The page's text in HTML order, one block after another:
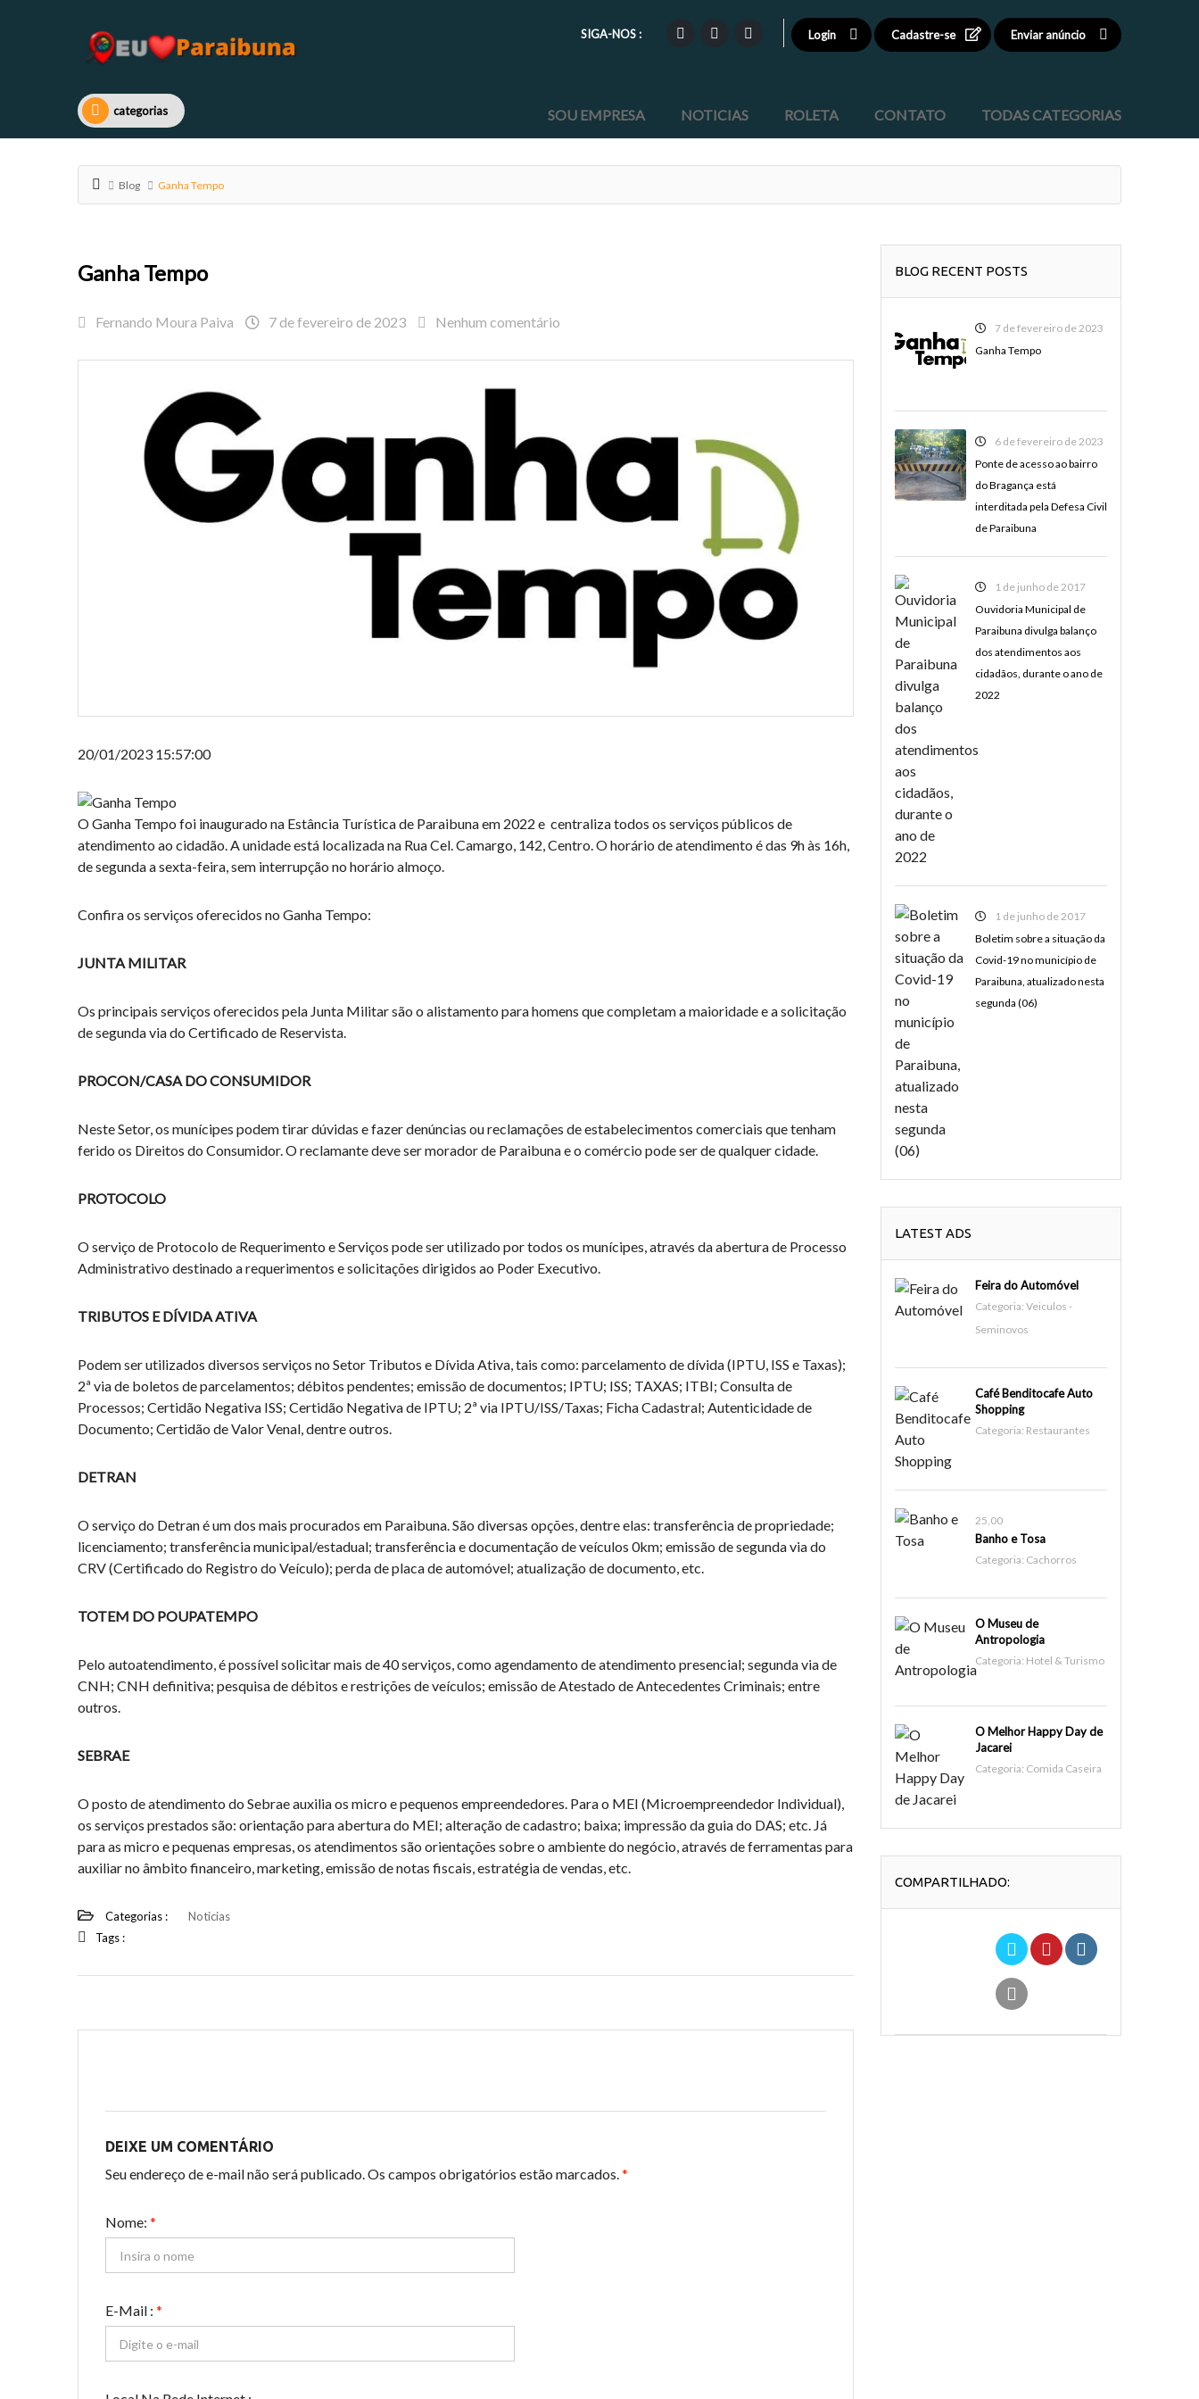
SIGA-NOS : Login Cadastre-se Enviar anúncio
categorias SOU EMPRESA NOTICIAS ROLETA CONTATO TODAS CATEGORIAS
Blog Ganha Tempo
Ganha Tempo
Fernando Moura Paiva 7 de fevereiro de 2023 Nenhum comentário
20/01/2023 15:57:00
O Ganha Tempo foi inaugurado na Estância Turística de Paraibuna em 2022 e centraliza todos os serviços públicos de
atendimento ao cidadão. A unidade está localizada na Rua Cel. Camargo, 142, Centro. O horário de atendimento é das 9h às 16h,
de segunda a sexta-feira, sem interrupção no horário almoço.
Confira os serviços oferecidos no Ganha Tempo:
JUNTA MILITAR
Os principais serviços oferecidos pela Junta Militar são o alistamento para homens que completam a maioridade e a solicitação
de segunda via do Certificado de Reservista.
PROCON/CASA DO CONSUMIDOR
Neste Setor, os munícipes podem tirar dúvidas e fazer denúncias ou reclamações de estabelecimentos comerciais que tenham
ferido os Direitos do Consumidor. O reclamante deve ser morador de Paraibuna e o comércio pode ser de qualquer cidade.
PROTOCOLO
O serviço de Protocolo de Requerimento e Serviços pode ser utilizado por todos os munícipes, através da abertura de Processo
Administrativo destinado a requerimentos e solicitações dirigidos ao Poder Executivo.
TRIBUTOS E DÍVIDA ATIVA
Podem ser utilizados diversos serviços no Setor Tributos e Dívida Ativa, tais como: parcelamento de dívida (IPTU, ISS e Taxas);
2ª via de boletos de parcelamentos; débitos pendentes; emissão de documentos; IPTU; ISS; TAXAS; ITBI; Consulta de
Processos; Certidão Negativa ISS; Certidão Negativa de IPTU; 2ª via IPTU/ISS/Taxas; Ficha Cadastral; Autenticidade de
Documento; Certidão de Valor Venal, dentre outros.
DETRAN
O serviço do Detran é um dos mais procurados em Paraibuna. São diversas opções, dentre elas: transferência de propriedade;
licenciamento; transferência municipal/estadual; transferência e documentação de veículos 0km; emissão de segunda via do
CRV (Certificado do Registro do Veículo); perda de placa de automóvel; atualização de documento, etc.
TOTEM DO POUPATEMPO
Pelo autoatendimento, é possível solicitar mais de 40 serviços, como agendamento de atendimento presencial; segunda via de
CNH; CNH definitiva; pesquisa de débitos e restrições de veículos; emissão de Atestado de Antecedentes Criminais; entre
outros.
SEBRAE
O posto de atendimento do Sebrae auxilia os micro e pequenos empreendedores. Para o MEI (Microempreendedor Individual),
os serviços prestados são: orientação para abertura do MEI; alteração de cadastro; baixa; impressão da guia do DAS; etc. Já
para as micro e pequenas empresas, os atendimentos são orientações sobre o ambiente do negócio, através de ferramentas para
auxiliar no âmbito financeiro, marketing, emissão de notas fiscais, estratégia de vendas, etc.
Categorias :
Noticias
Tags :
DEIXE UM COMENTÁRIO
Seu endereço de e-mail não será publicado. Os campos obrigatórios estão marcados.*
Nome: *
E-Mail : *
BLOG RECENT POSTS
7 de fevereiro de 2023
Ganha Tempo
6 de fevereiro de 2023
Ponte de acesso ao bairro
do Bragança está
interditada pela Defesa Civil
de Paraibuna
1 de junho de 2017
Ouvidoria Municipal de
Paraibuna divulga balanço
dos atendimentos aos
cidadãos, durante o ano de
2022
1 de junho de 2017
Boletim sobre a situação da
Covid-19 no município de
Paraibuna, atualizado nesta
segunda (06)
LATEST ADS
Feira do Automóvel
Categoria: Veiculos -
Seminovos
Café Benditocafe Auto
Shopping
Categoria: Restaurantes
25,00
Banho e Tosa
Categoria: Cachorros
O Museu de
Antropologia
Categoria: Hotel & Turismo
O Melhor Happy Day de
Jacarei
Categoria: Comida Caseira
COMPARTILHADO: